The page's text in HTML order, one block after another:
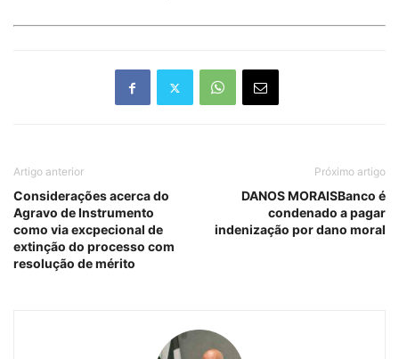
Artigo anterior
Considerações acerca do
Agravo de Instrumento
como via excpecional de
extinção do processo com
resolução de mérito
Próximo artigo
DANOS MORAISBanco é
condenado a pagar
indenização por dano moral